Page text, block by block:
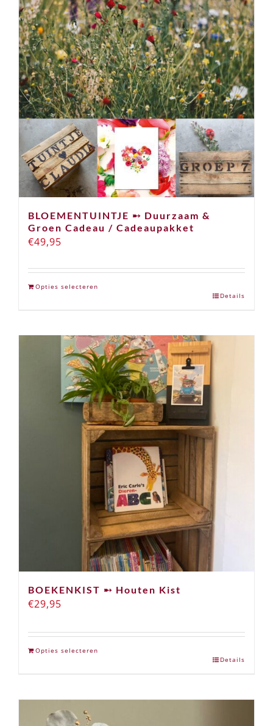
BLOEMENTUINTJE ➸ Duurzaam &
Groen Cadeau / Cadeaupakket
€49,95
Opties selecteren
Details
BOEKENKIST ➸ Houten Kist
€29,95
Opties selecteren
Details